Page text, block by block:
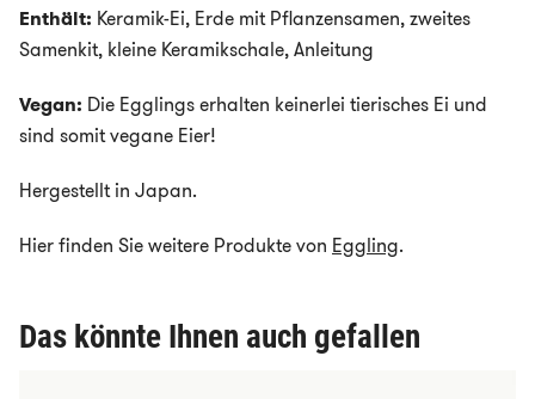
Enthält: Keramik-Ei, Erde mit Pflanzensamen, zweites
Samenkit, kleine Keramikschale, Anleitung
Vegan: Die Egglings erhalten keinerlei tierisches Ei und
sind somit vegane Eier!
Hergestellt in Japan.
Hier finden Sie weitere Produkte von Eggling.
Das könnte Ihnen auch gefallen